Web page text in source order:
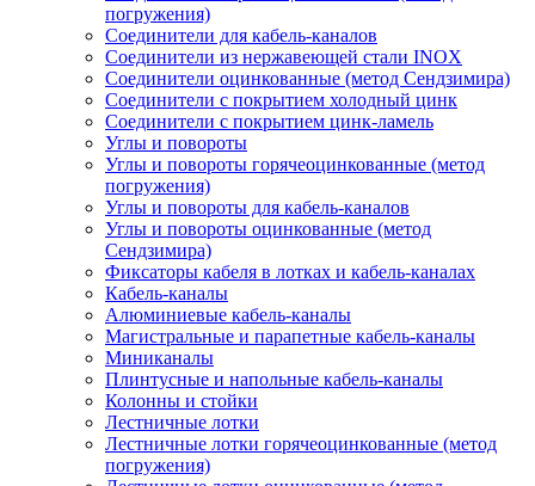
погружения)
Соединители для кабель-каналов
Соединители из нержавеющей стали INOX
Соединители оцинкованные (метод Сендзимира)
Соединители с покрытием холодный цинк
Соединители с покрытием цинк-ламель
Углы и повороты
Углы и повороты горячеоцинкованные (метод
погружения)
Углы и повороты для кабель-каналов
Углы и повороты оцинкованные (метод
Сендзимира)
Фиксаторы кабеля в лотках и кабель-каналах
Кабель-каналы
Алюминиевые кабель-каналы
Магистральные и парапетные кабель-каналы
Миниканалы
Плинтусные и напольные кабель-каналы
Колонны и стойки
Лестничные лотки
Лестничные лотки горячеоцинкованные (метод
погружения)